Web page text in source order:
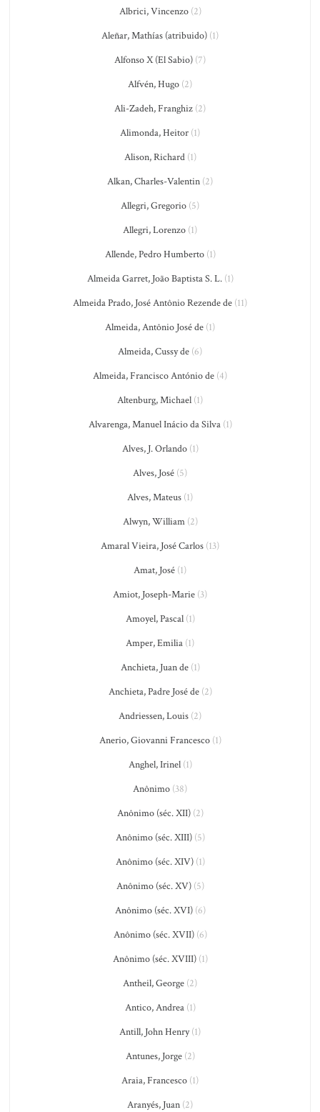
Albrici, Vincenzo(2)
Aleñar, Mathías (atribuido) (1)
Alfonso X (El Sabio) (7)
Alfvén, Hugo (2)
Ali-Zadeh, Franghiz (2)
Alimonda, Heitor (1)
Alison, Richard(1)
Alkan, Charles-Valentin (2)
Allegri, Gregorio (5)
Allegri, Lorenzo (1)
Allende, Pedro Humberto(1)
Almeida Garret, João Baptista S. L.(1)
Almeida Prado, José Antônio Rezende de (11)
Almeida, Antônio José de (1)
Almeida, Cussy de (6)
Almeida, Francisco António de (4)
Altenburg, Michael (1)
Alvarenga, Manuel Inácio da Silva(1)
Alves, J. Orlando(1)
Alves, José (5)
Alves, Mateus (1)
Alwyn, William(2)
Amaral Vieira, José Carlos (13)
Amat, José (1)
Amiot, Joseph-Marie (3)
Amoyel, Pascal(1)
Amper, Emilia (1)
Anchieta, Juan de(1)
Anchieta, Padre José de(2)
Andriessen, Louis (2)
Anerio, Giovanni Francesco(1)
Anghel, Irinel(1)
Anônimo (38)
Anônimo (séc. XII)(2)
Anônimo (séc. XIII)(5)
Anônimo (séc. XIV)(1)
Anônimo (séc. XV)(5)
Anônimo (séc. XVI)(6)
Anônimo (séc. XVII)(6)
Anônimo (séc. XVIII)(1)
Antheil, George (2)
Antico, Andrea(1)
Antill, John Henry(1)
Antunes, Jorge(2)
Araia, Francesco (1)
Aranyés, Juan (2)